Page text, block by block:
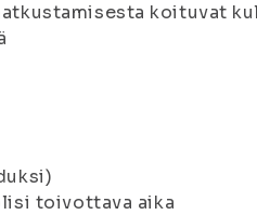
koituvat
toivottava aika